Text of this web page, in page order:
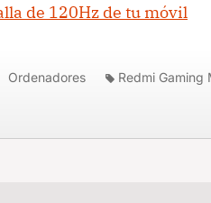
de 120Hz de tu móvil
Ordenadores Redmi Gaming